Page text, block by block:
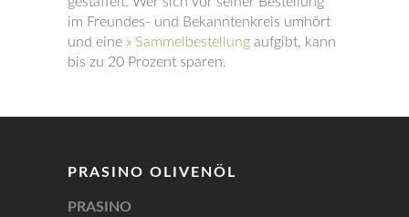
im Freundes- und Bekanntenkreis umhört
und eine » Sammelbestellung aufgibt, kann
bis zu 20 Prozent sparen.
PRASINO OLIVENÖL
PRASINO